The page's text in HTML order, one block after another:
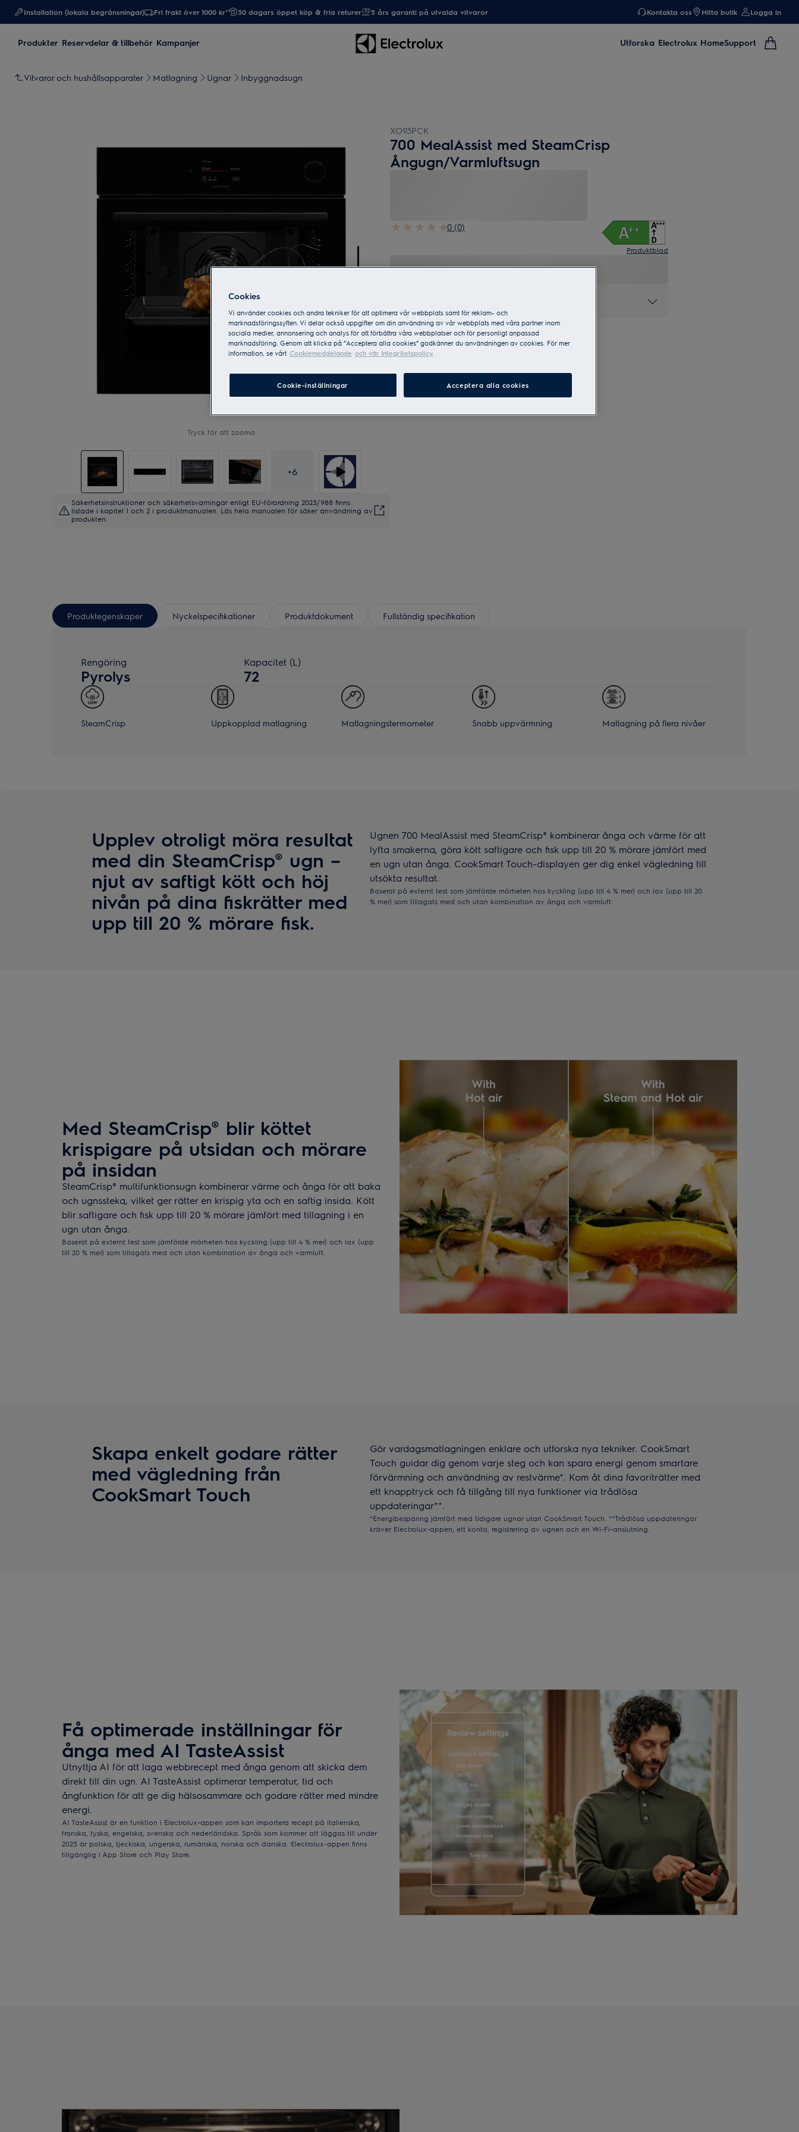
Installation (lokala begränsningar) Fri frakt över 1000 kr* 30 dagars öppet köp & fria returer 5 års garanti på utvalda vitvaror Kontakta oss Hitta butik Logga in
Produkter Reservdelar & tillbehör Kampanjer Utforska Electrolux HomeSupport
Vitvaror och hushållsapparater Matlagning Ugnar Inbyggnadsugn
Tryck för att zooma
+6
Säkerhetsinstruktioner och säkerhetsvarningar enligt EU-förordning 2023/988 finns
listade i kapitel 1 och 2 i produktmanualen. Läs hela manualen för säker användning av
produkten.
XO93PCK
700 MealAssist med SteamCrisp
Ångugn/Varmluftsugn
0 (0)
Produktblad
Produktegenskaper Nyckelspecifikationer Produktdokument Fullständig specifikation
Rengöring
Pyrolys
Kapacitet (L)
72
SteamCrisp Uppkopplad matlagning Matlagningstermometer Snabb uppvärmning Matlagning på flera nivåer
Upplev otroligt möra resultat
med din SteamCrisp® ugn –
njut av saftigt kött och höj
nivån på dina fiskrätter med
upp till 20 % mörare fisk.
Ugnen 700 MealAssist med SteamCrisp® kombinerar ånga och värme för att
lyfta smakerna, göra kött saftigare och fisk upp till 20 % mörare jämfört med
en ugn utan ånga. CookSmart Touch-displayen ger dig enkel vägledning till
utsökta resultat.
Baserat på externt test som jämförde mörheten hos kyckling (upp till 4 % mer) och lax (upp till 20
% mer) som tillagats med och utan kombination av ånga och varmluft.
Med SteamCrisp® blir köttet
krispigare på utsidan och mörare
på insidan
SteamCrisp® multifunktionsugn kombinerar värme och ånga för att baka
och ugnssteka, vilket ger rätter en krispig yta och en saftig insida. Kött
blir saftigare och fisk upp till 20 % mörare jämfört med tillagning i en
ugn utan ånga.
Baserat på externt test som jämförde mörheten hos kyckling (upp till 4 % mer) och lax (upp
till 20 % mer) som tillagats med och utan kombination av ånga och varmluft.
Skapa enkelt godare rätter
med vägledning från
CookSmart Touch
Gör vardagsmatlagningen enklare och utforska nya tekniker. CookSmart
Touch guidar dig genom varje steg och kan spara energi genom smartare
förvärmning och användning av restvärme*. Kom åt dina favoriträtter med
ett knapptryck och få tillgång till nya funktioner via trådlösa
uppdateringar**.
*Energibesparing jämfört med tidigare ugnar utan CookSmart Touch. **Trådlösa uppdateringar
kräver Electrolux-appen, ett konto, registrering av ugnen och en Wi-Fi-anslutning.
Få optimerade inställningar för
ånga med AI TasteAssist
Utnyttja AI för att laga webbrecept med ånga genom att skicka dem
direkt till din ugn. AI TasteAssist optimerar temperatur, tid och
ångfunktion för att ge dig hälsosammare och godare rätter med mindre
energi.
AI TasteAssist är en funktion i Electrolux-appen som kan importera recept på italienska,
franska, tyska, engelska, svenska och nederländska. Språk som kommer att läggas till under
2025 är polska, tjeckiska, ungerska, rumänska, norska och danska. Electrolux-appen finns
tillgänglig i App Store och Play Store.
Cookies
Vi använder cookies och andra tekniker för att optimera vår webbplats samt för reklam- och
marknadsföringssyften. Vi delar också uppgifter om din användning av vår webbplats med våra partner inom
sociala medier, annonsering och analys för att förbättra våra webbplatser och för personligt anpassad
marknadsföring. Genom att klicka på ”Acceptera alla cookies” godkänner du användningen av cookies. För mer
information, se vårt Cookiemeddelande och vår Integritetspolicy.
Cookie-inställningar Acceptera alla cookies